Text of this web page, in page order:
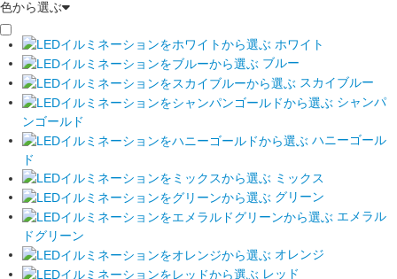
色から選ぶ
ホワイト
ブルー
スカイブルー
シャンパ
ンゴールド
ハニーゴール
ド
ミックス
グリーン
エメラル
ドグリーン
オレンジ
レッド